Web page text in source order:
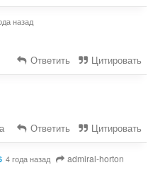
назад
Ответить Цитировать
Ответить Цитировать
4 года назад admiral-horton